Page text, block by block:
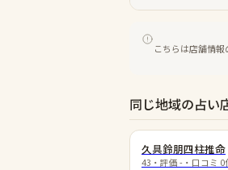
こちらは店舗情
同じ地域の占い
久具鈴朋四柱推命
43 ・評価 - ・口コミ 0